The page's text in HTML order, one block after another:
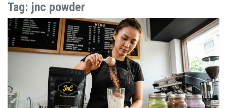
Skip
to
content
Tag: jnc powder